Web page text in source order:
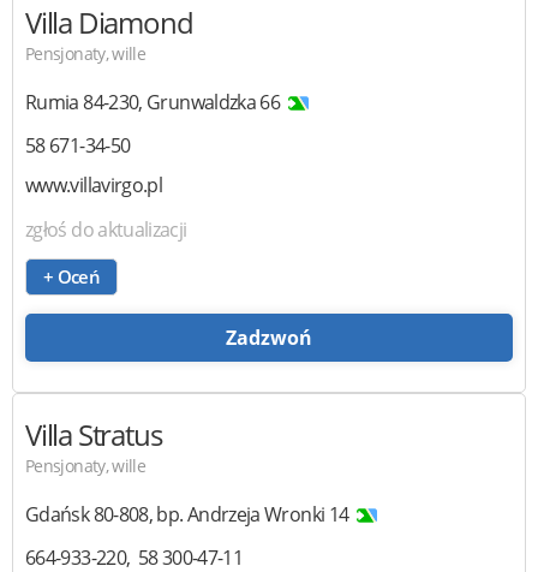
Villa Diamond
Pensjonaty, wille
Rumia84-230, Grunwaldzka 66
58 671-34-50
www.villavirgo.pl
zgłoś do aktualizacji
+ Oceń
Zadzwoń
Villa Stratus
Pensjonaty, wille
Gdańsk80-808,bp. Andrzeja Wronki 14
664-933-220 58 300-47-11